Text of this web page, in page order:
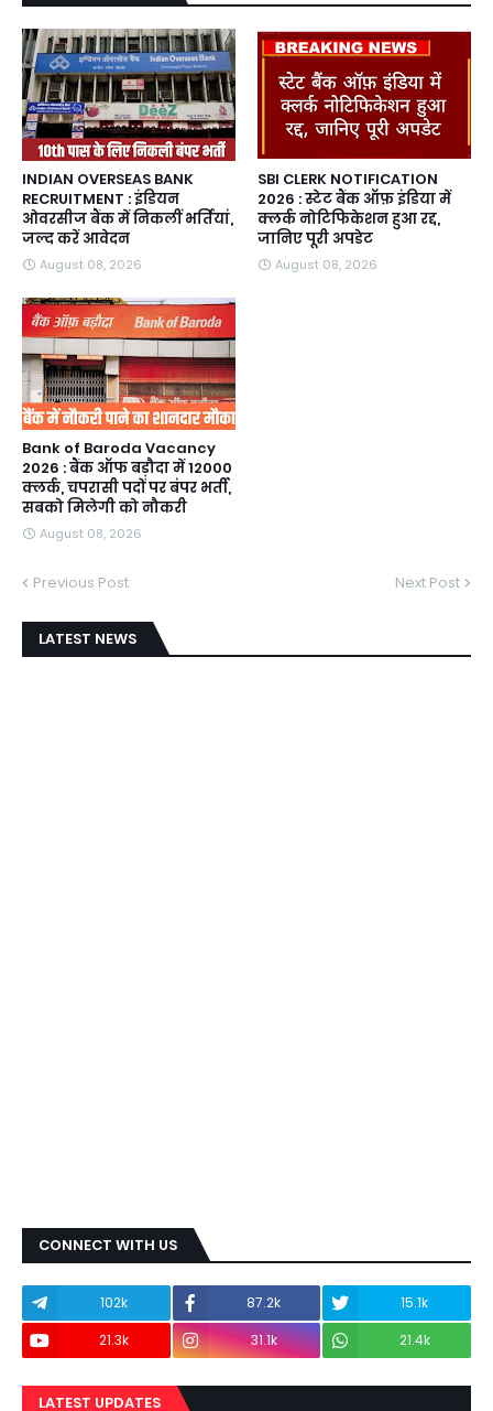
INDIAN OVERSEAS BANK
RECRUITMENT : इंडियन
ओवरसीज बैंक में निकलीं भर्तियां,
जल्द करें आवेदन
August 08, 2026
SBI CLERK NOTIFICATION
2026 : स्टेट बैंक ऑफ़ इंडिया में
क्लर्क नोटिफिकेशन हुआ रद्द,
जानिए पूरी अपडेट
August 08, 2026
Bank of Baroda Vacancy
2026 : बैंक ऑफ बड़ौदा में 12000
क्लर्क, चपरासी पदों पर बंपर भर्ती,
सबको मिलेगी को नौकरी
August 08, 2026
Previous Post Next Post
LATEST NEWS
CONNECT WITH US
102k 87.2k
15.1k
21.3k
31.1k 21.4k
LATEST UPDATES